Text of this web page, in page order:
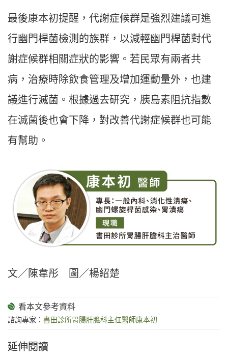
最後康本初提醒，代謝症候群是強烈建議可進
行幽門桿菌檢測的族群，以減輕幽門桿菌對代
謝症候群相關症狀的影響。若民眾有兩者共
病，治療時除飲食管理及增加運動量外，也建
議進行滅菌。根據過去研究，胰島素阻抗指數
在滅菌後也會下降，對改善代謝症候群也可能
有幫助。
文／陳韋彤 圖／楊紹楚
諮詢專家： 書田診所胃腸肝膽科主任醫師康本初
延伸閱讀